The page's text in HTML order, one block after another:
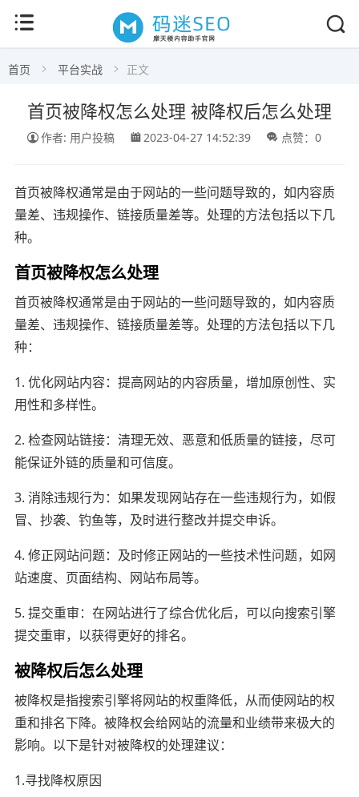
首页 平台实战 正文
首页被降权怎么处理 被降权后怎么处理
作者: 用户投稿 2023-04-27 14:52:39 点赞：0
首页被降权通常是由于网站的一些问题导致的，如内容质
量差、违规操作、链接质量差等。处理的方法包括以下几
种。
首页被降权怎么处理
首页被降权通常是由于网站的一些问题导致的，如内容质
量差、违规操作、链接质量差等。处理的方法包括以下几
种：
1. 优化网站内容：提高网站的内容质量，增加原创性、实
用性和多样性。
2. 检查网站链接：清理无效、恶意和低质量的链接，尽可
能保证外链的质量和可信度。
3. 消除违规行为：如果发现网站存在一些违规行为，如假
冒、抄袭、钓鱼等，及时进行整改并提交申诉。
4. 修正网站问题：及时修正网站的一些技术性问题，如网
站速度、页面结构、网站布局等。
5. 提交重审：在网站进行了综合优化后，可以向搜索引擎
提交重审，以获得更好的排名。
被降权后怎么处理
被降权是指搜索引擎将网站的权重降低，从而使网站的权
重和排名下降。被降权会给网站的流量和业绩带来极大的
影响。以下是针对被降权的处理建议：
1.寻找降权原因